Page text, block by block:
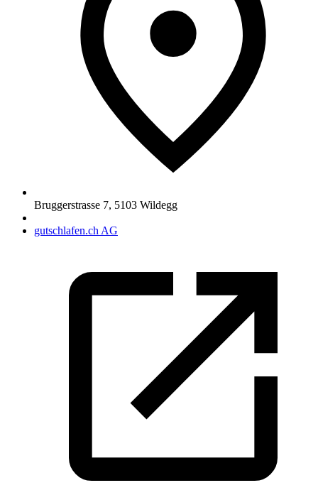
Bruggerstrasse 7, 5103 Wildegg
gutschlafen.ch AG